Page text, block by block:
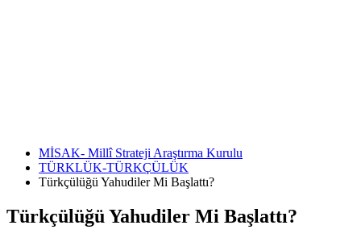
MİSAK- Millî Strateji Araştırma Kurulu
TÜRKLÜK-TÜRKÇÜLÜK
Türkçülüğü Yahudiler Mi Başlattı?
Türkçülüğü Yahudiler Mi Başlattı?